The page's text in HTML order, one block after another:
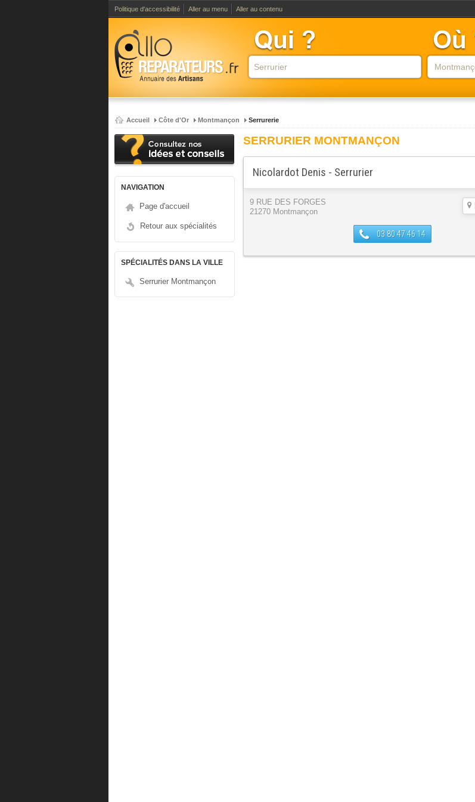
Politique d'accessibilité Aller au menu Aller au contenu
Accueil Côte d'Or Montmançon Serrurerie
NAVIGATION
Page d'accueil
Retour aux spécialités
SPÉCIALITÉS DANS LA VILLE
Serrurier Montmançon
SERRURIER MONTMANÇON
Nicolardot Denis - Serrurier
9 RUE DES FORGES
21270 Montmançon
03 80 47 46 14